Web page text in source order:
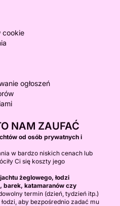
cookie
ogłoszeń
NAM ZAUFAĆ
od osób prywatnych i
w bardzo niskich cenach lub
Ci się koszty jego
jachtu żeglowego, łodzi
barek, katamaranów czy
termin (dzień, tydzień itp.)
aby bezpośrednio zadać mu